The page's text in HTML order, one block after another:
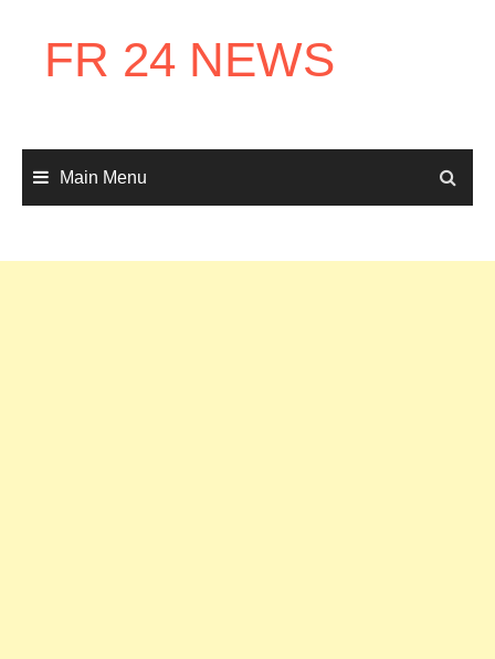
contentFR 24 NEWS
Main Menu